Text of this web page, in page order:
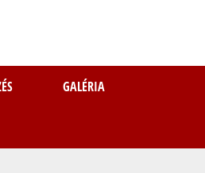
GALÉRIA